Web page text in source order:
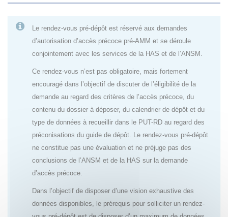
Le rendez-vous pré-dépôt est réservé aux demandes
d’autorisation d’accès précoce pré-AMM et se déroule
conjointement avec les services de la HAS et de l’ANSM.
Ce rendez-vous n’est pas obligatoire, mais fortement
encouragé dans l’objectif de discuter de l’éligibilité de la
demande au regard des critères de l’accès précoce, du
contenu du dossier à déposer, du calendrier de dépôt et du
type de données à recueillir dans le PUT-RD au regard des
préconisations du guide de dépôt. Le rendez-vous pré-dépôt
ne constitue pas une évaluation et ne préjuge pas des
conclusions de l’ANSM et de la HAS sur la demande
d’accès précoce.
Dans l’objectif de disposer d’une vision exhaustive des
données disponibles, le prérequis pour solliciter un rendez-